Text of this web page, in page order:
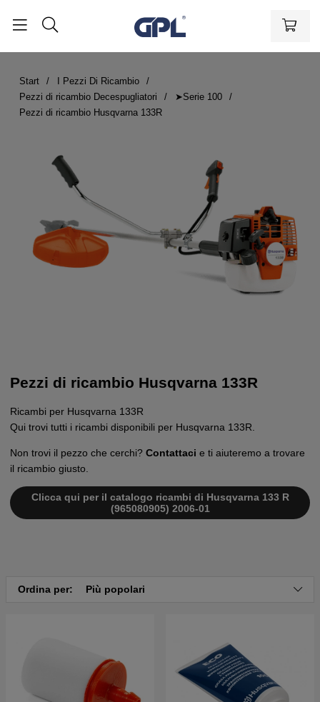
Start
I Pezzi Di Ricambio
Pezzi di ricambio Decespugliatori
➤Serie 100
Pezzi di ricambio Husqvarna 133R
Pezzi di ricambio Husqvarna 133R
Ricambi per Husqvarna 133R
Qui trovi tutti i ricambi disponibili per Husqvarna 133R.
Non trovi il pezzo che cerchi? Contattaci e ti aiuteremo a trovare
il ricambio giusto.
Clicca qui per il catalogo ricambi di Husqvarna 133 R
(965080905) 2006-01
Ordina per: Più popolari